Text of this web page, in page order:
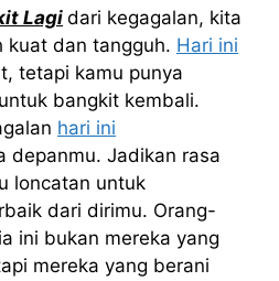
Lagi dari kegagalan, kita
kuat dan tangguh. Hari ini
tetapi kamu punya
bangkit kembali.
hari ini
depanmu. Jadikan rasa
loncatan untuk
dari dirimu. Orang-
ini bukan mereka yang
mereka yang berani